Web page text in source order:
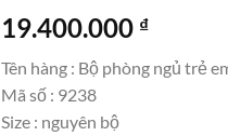
19.400.000 ₫
Tên hàng : Bộ phòng ngủ trẻ
Mã số : 9238
Size : nguyên bộ